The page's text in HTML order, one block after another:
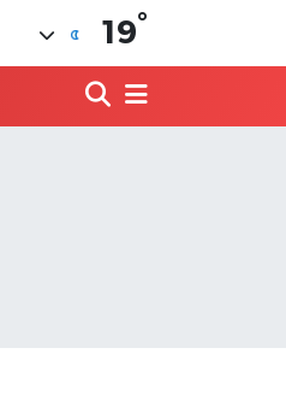
19°